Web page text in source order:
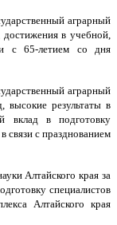
аграрный
в учебной,
с 65-летием со дня
аграрный
высокие результаты в
вклад в подготовку
связи с празднованием
Алтайского края за
специалистов
Алтайского края